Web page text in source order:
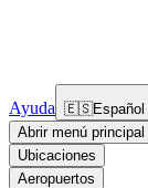
Ayuda 🇪🇸Español
Abrir menú principal
Ubicaciones
Aeropuertos